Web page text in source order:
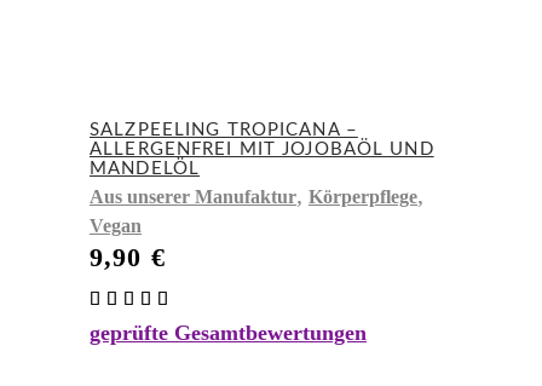
SALZPEELING TROPICANA –
ALLERGENFREI MIT JOJOBAÖL UND
MANDELÖL
Aus unserer Manufaktur, Körperpflege,
Vegan
9,90 €
5.00
geprüfte Gesamtbewertungen